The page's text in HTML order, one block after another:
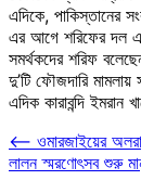
এদিকে, পাকিস্তানের
এর আগে শরিফের দল
সমর্থকদের শরিফ
দু’টি ফৌজদারি
এদিক কারাবন্দি
Post
⟵ ওমারজাইয়ের
লালন স্মরণোৎসব শুরু